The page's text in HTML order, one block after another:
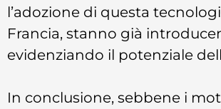
l’adozione di questa
Francia, stanno già
evidenziando il potenziale
In conclusione, sebbene i